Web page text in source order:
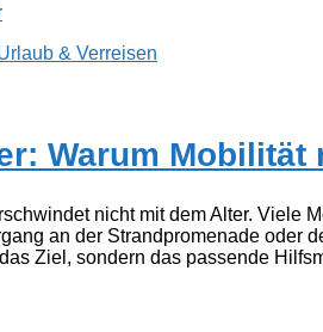
& Verreisen
Warum
nicht mit dem Alter. Viele
an der Strandpromenade oder
Ziel, sondern das passende